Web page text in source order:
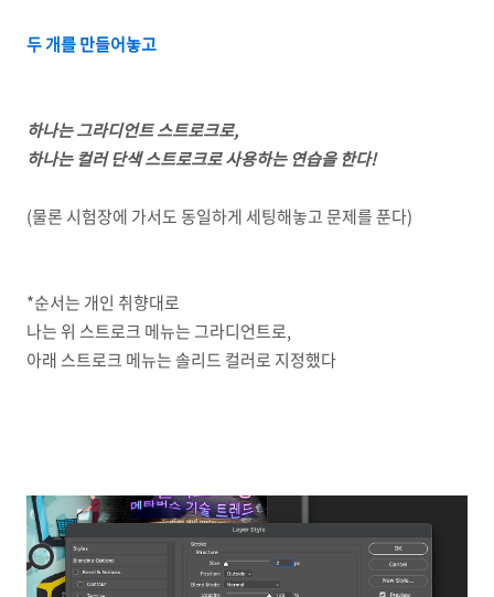
두 개를 만들어놓고
하나는 그라디언트 스트로크로,
하나는 컬러 단색 스트로크로 사용하는 연습을 한다!
(물론 시험장에 가서도 동일하게 세팅해놓고 문제를 푼다)
*순서는 개인 취향대로
나는 위 스트로크 메뉴는 그라디언트로,
아래 스트로크 메뉴는 솔리드 컬러로 지정했다